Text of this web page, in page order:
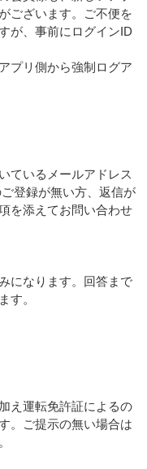
ございます。ご不便を
が、事前にログインID
プリ側から強制ログア
ているメールアドレス
登録が無い方、返信が
を添えてお問い合わせ
になります。回答まで
す。
え運転免許証によるの
。ご提示の無い場合は